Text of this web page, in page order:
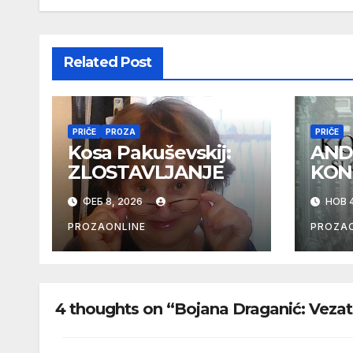
Related Post
PRIČE PROZA
Kosa Pakuševskij:
ZLOSTAVLJANJE
ФЕБ 8, 2026
PROZAONLINE
PRIČE
НОВ
4 thoughts on “Bojana Draganić: